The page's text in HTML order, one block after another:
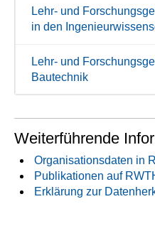
Lehr- und
in den
Lehr- und
Bautechnik
Weiterführende
Organisationsdaten in
Publikationen auf
Erklärung zur